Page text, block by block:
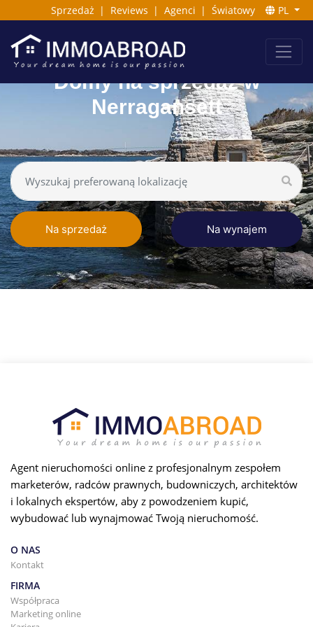
Sprzedaż | Reviews | Agenci | Światowy PL
Domy na sprzedaż w
Nerragansett
Na sprzedaż Na wynajem
Agent nieruchomości online z profesjonalnym zespołem
marketerów, radców prawnych, budowniczych, architektów
i lokalnych ekspertów, aby z powodzeniem kupić,
wybudować lub wynajmować Twoją nieruchomość.
O NAS
Kontakt
FIRMA
Współpraca
Marketing online